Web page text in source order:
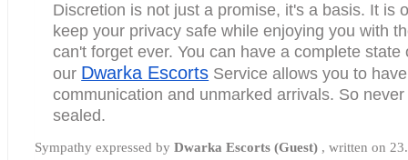
Discretion is not just a promise, it's a basis. It is
keep your privacy safe while enjoying you with
can't forget ever. You can have a complete state
our Dwarka Escorts Service allows you to
communication and unmarked arrivals. So
sealed.
Sympathy expressed byDwarka Escorts (Guest) , written on